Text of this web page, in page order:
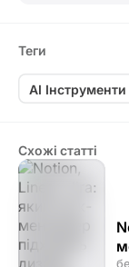
Теги
AI Інструменти
Схожі статті